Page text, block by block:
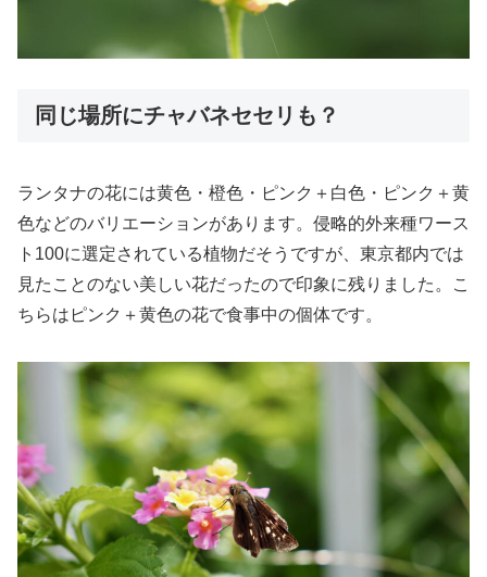
同じ場所にチャバネセセリも？
ランタナの花には黄色・橙色・ピンク＋白色・ピンク＋黄
色などのバリエーションがあります。侵略的外来種ワース
ト100に選定されている植物だそうですが、東京都内では
見たことのない美しい花だったので印象に残りました。こ
ちらはピンク＋黄色の花で食事中の個体です。